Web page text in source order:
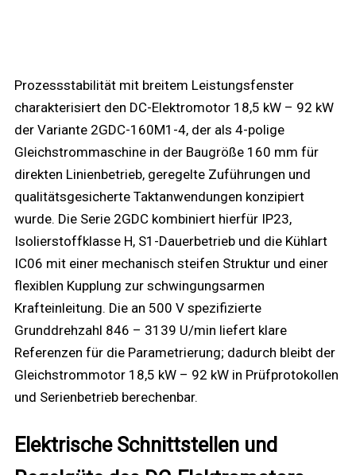
Prozessstabilität mit breitem Leistungsfenster
charakterisiert den DC-Elektromotor 18,5 kW – 92 kW
der Variante 2GDC-160M1-4, der als 4-polige
Gleichstrommaschine in der Baugröße 160 mm für
direkten Linienbetrieb, geregelte Zuführungen und
qualitätsgesicherte Taktanwendungen konzipiert
wurde. Die Serie 2GDC kombiniert hierfür IP23,
Isolierstoffklasse H, S1-Dauerbetrieb und die Kühlart
IC06 mit einer mechanisch steifen Struktur und einer
flexiblen Kupplung zur schwingungsarmen
Krafteinleitung. Die an 500 V spezifizierte
Grunddrehzahl 846 – 3139 U/min liefert klare
Referenzen für die Parametrierung; dadurch bleibt der
Gleichstrommotor 18,5 kW – 92 kW in Prüfprotokollen
und Serienbetrieb berechenbar.
Elektrische Schnittstellen und